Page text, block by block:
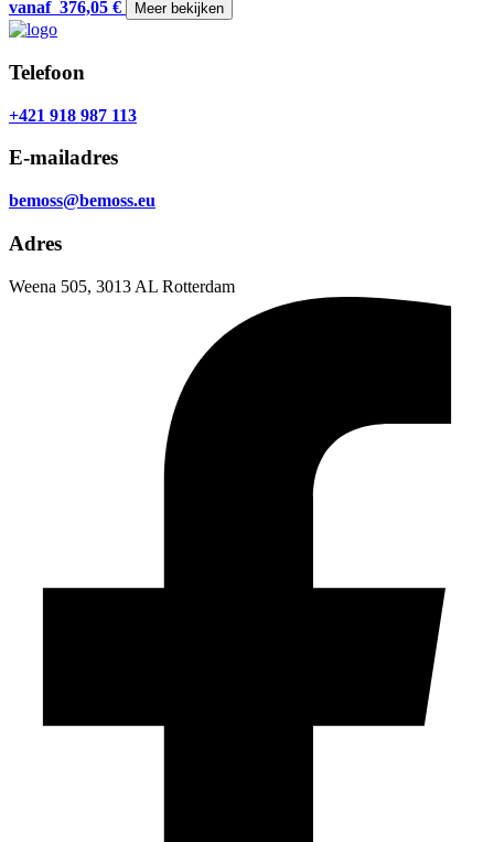
vanaf 376,05 € Meer bekijken
Telefoon
+421 918 987 113
E-mailadres
bemoss@bemoss.eu
Adres
Weena 505, 3013 AL Rotterdam